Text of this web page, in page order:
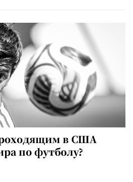
в США
по футболу?